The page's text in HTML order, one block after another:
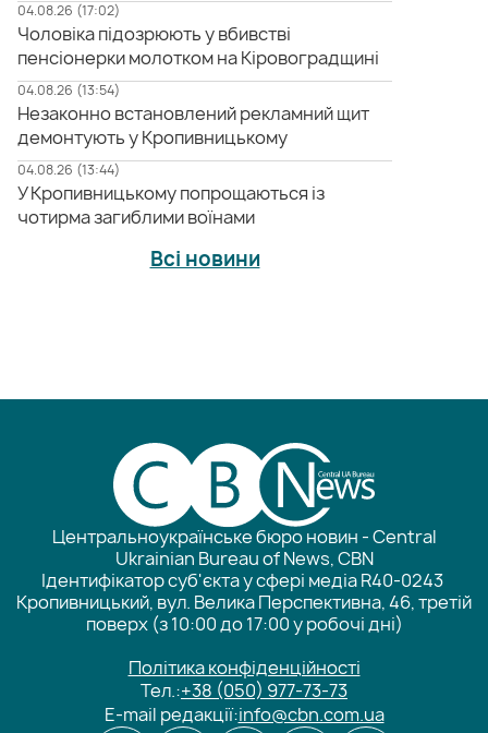
04.08.26 (17:02)
Чоловіка підозрюють у вбивстві
пенсіонерки молотком на Кіровоградщині
04.08.26 (13:54)
Незаконно встановлений рекламний щит
демонтують у Кропивницькому
04.08.26 (13:44)
У Кропивницькому попрощаються із
чотирма загиблими воїнами
Всі новини
Центральноукраїнське бюро новин - Central
Ukrainian Bureau of News, CBN
Ідентифікатор суб'єкта у сфері медіа R40-0243
Кропивницький, вул. Велика Перспективна, 46, третій
поверх (з 10:00 до 17:00 у робочі дні)
Політика конфіденційності
Тел.:+38 (050) 977-73-73
E-mail редакції:info@cbn.com.ua